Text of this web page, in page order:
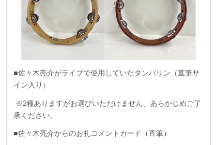
■佐々木亮介がライブで使用していたタンバリン（直筆サ
イン入り）
※2種ありますがお選びいただけません。あらかじめご了
承ください。
■佐々木亮介からのお礼コメントカード（直筆）